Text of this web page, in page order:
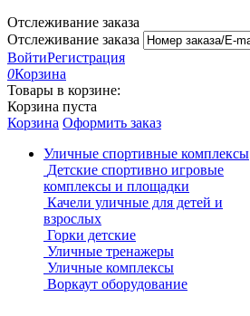
Отслеживание заказа
Отслеживание заказа
ВойтиРегистрация
0Корзина
Товары в корзине:
Корзина пуста
Корзина Оформить заказ
Уличные спортивные комплексы
Детские спортивно игровые
комплексы и площадки
Качели уличные для детей и
взрослых
Горки детские
Уличные тренажеры
Уличные комплексы
Воркаут оборудование